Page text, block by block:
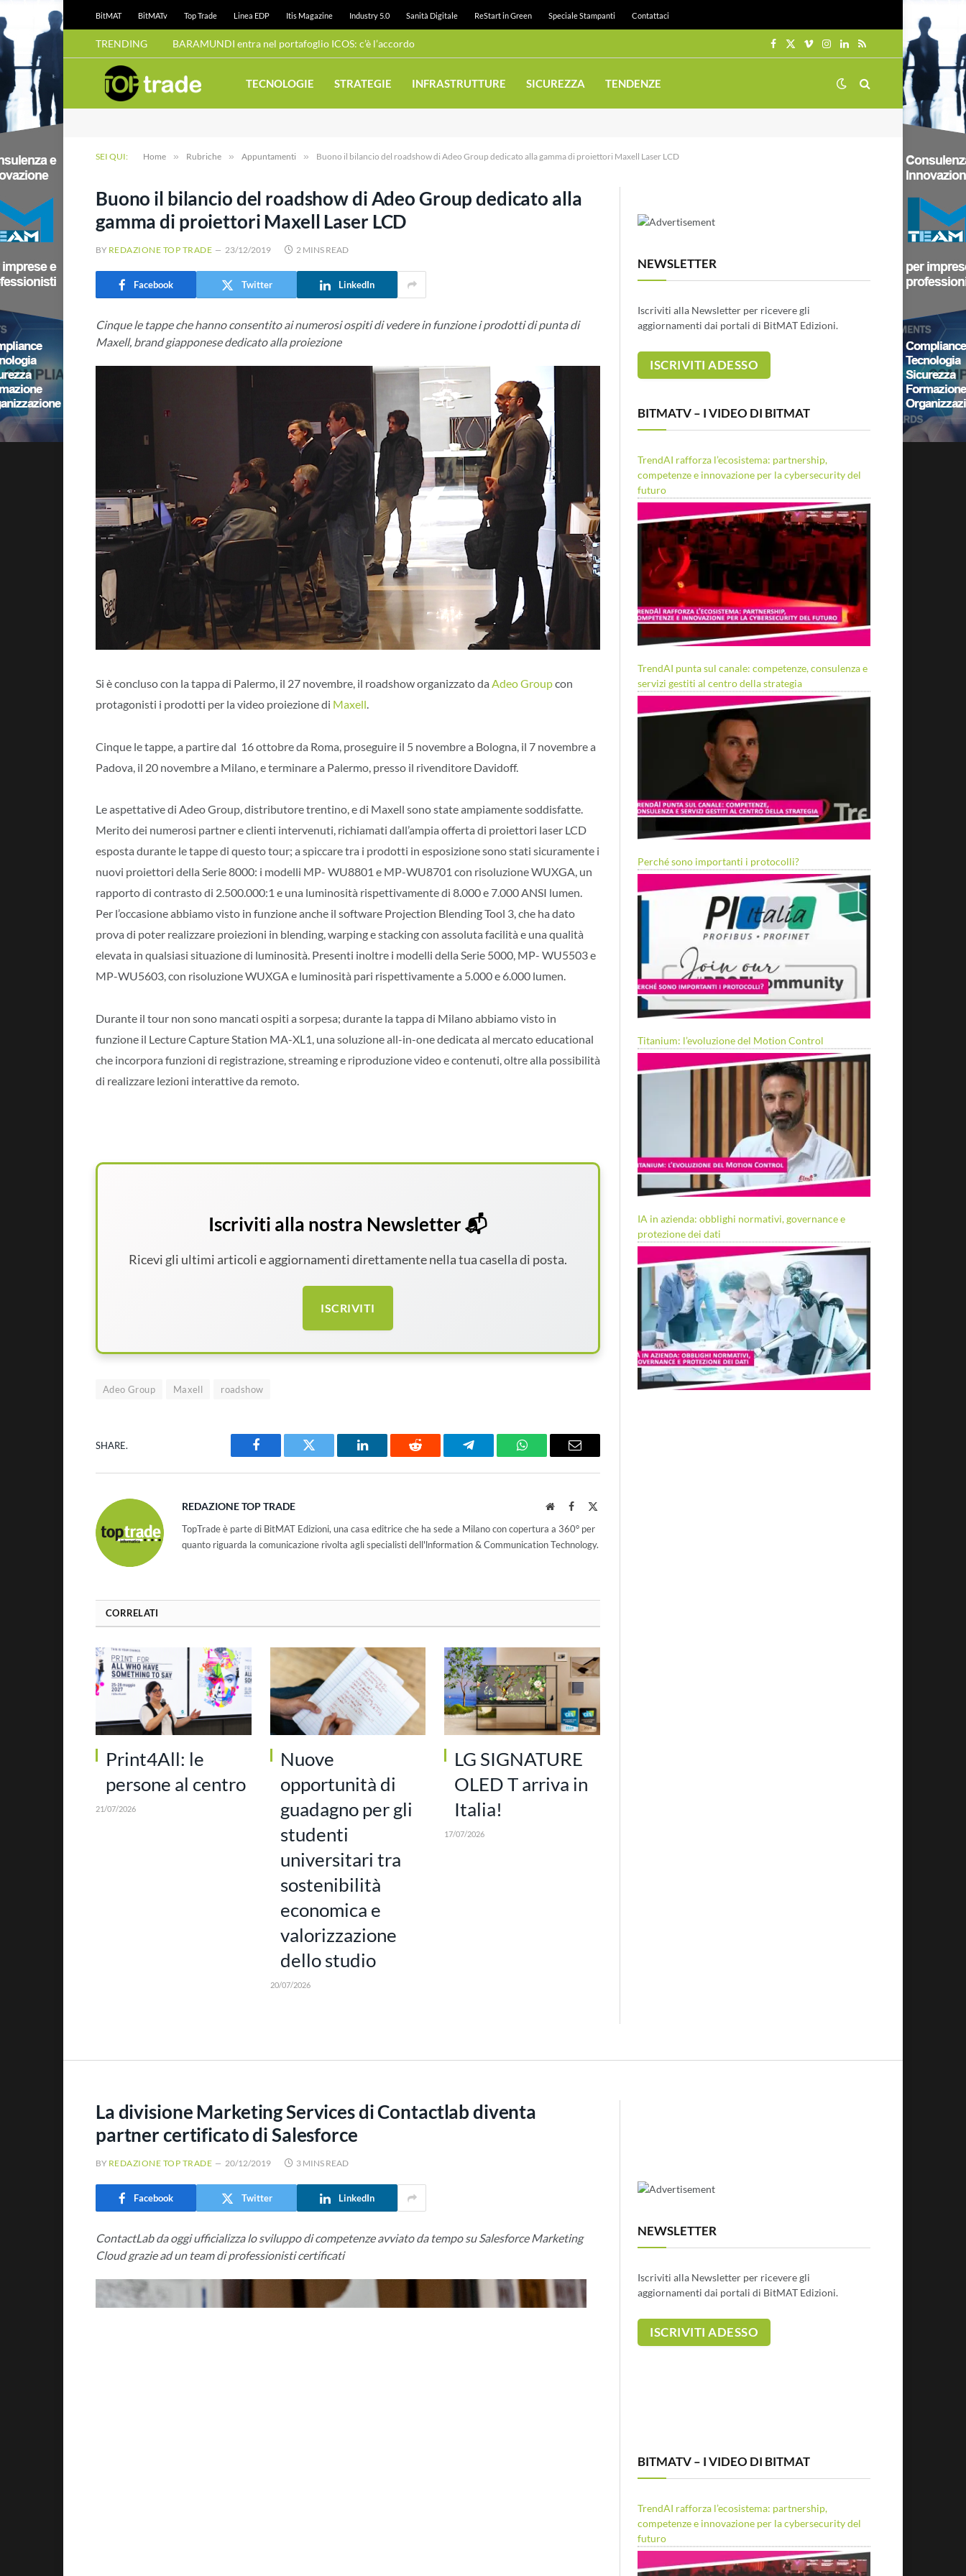
BitMAT BitMATv Top Trade Linea EDP Itis Magazine Industry 5.0 Sanità Digitale ReStart in Green Speciale Stampanti Contattaci
TRENDING BARAMUNDI entra nel portafoglio ICOS: c’è l’accordo
Facebook
X
VimeoInstagram
LinkedIn
RSS
TECNOLOGIE STRATEGIE INFRASTRUTTURE SICUREZZA TENDENZE
SEI QUI: Home » Rubriche » Appuntamenti » Buono il bilancio del roadshow di Adeo Group dedicato alla gamma di proiettori Maxell Laser LCD
Buono il bilancio del roadshow di Adeo Group dedicato alla
gamma di proiettori Maxell Laser LCD
BY REDAZIONE TOP TRADE 23/12/2019 2 MINS READ
Facebook Twitter LinkedIn
Cinque le tappe che hanno consentito ai numerosi ospiti di vedere in funzione i prodotti di punta di
Maxell, brand giapponese dedicato alla proiezione
Si è concluso con la tappa di Palermo, il 27 novembre, il roadshow organizzato da Adeo Groupcon
protagonisti i prodotti per la video proiezione di Maxell.
Cinque le tappe, a partire dal 16 ottobre da Roma, proseguire il 5 novembre a Bologna, il 7 novembre a
Padova, il 20 novembre a Milano, e terminare a Palermo, presso il rivenditore Davidoff.
Le aspettative di Adeo Group, distributore trentino, e di Maxell sono state ampiamente soddisfatte.
Merito dei numerosi partner e clienti intervenuti, richiamati dall’ampia offerta di proiettori laser LCD
esposta durante le tappe di questo tour; a spiccare tra i prodotti in esposizione sono stati sicuramente i
nuovi proiettori della Serie 8000: i modelli MP- WU8801 e MP-WU8701 con risoluzione WUXGA, un
rapporto di contrasto di 2.500.000:1 e una luminosità rispettivamente di 8.000 e 7.000 ANSI lumen.
Per l’occasione abbiamo visto in funzione anche il software Projection Blending Tool 3, che ha dato
prova di poter realizzare proiezioni in blending, warping e stacking con assoluta facilità e una qualità
elevata in qualsiasi situazione di luminosità. Presenti inoltre i modelli della Serie 5000, MP- WU5503 e
MP-WU5603, con risoluzione WUXGA e luminosità pari rispettivamente a 5.000 e 6.000 lumen.
Durante il tour non sono mancati ospiti a sorpesa; durante la tappa di Milano abbiamo visto in
funzione il Lecture Capture Station MA-XL1, una soluzione all-in-one dedicata al mercato educational
che incorpora funzioni di registrazione, streaming e riproduzione video e contenuti, oltre alla possibilità
di realizzare lezioni interattive da remoto.
Iscriviti alla nostra Newsletter 📬
Ricevi gli ultimi articoli e aggiornamenti direttamente nella tua casella di posta.
ISCRIVITI
Adeo Group Maxell roadshow
SHARE.
Facebook Twitter LinkedIn Reddit Telegram WhatsAppEmail
REDAZIONE TOP TRADE WebsiteFacebook
TopTrade è parte di BitMAT Edizioni, una casa editrice che ha sede a Milano con copertura a 360° per
quanto riguarda la comunicazione rivolta agli specialisti dell'lnformation & Communication Technology.
CORRELATI
Print4All: le
persone al centro
21/07/2026
Nuove
opportunità di
guadagno per gli
studenti
universitari tra
sostenibilità
economica e
valorizzazione
dello studio
20/07/2026
LG SIGNATURE
OLED T arriva in
Italia!
17/07/2026
NEWSLETTER
Iscriviti alla Newsletter per ricevere gli
aggiornamenti dai portali di BitMAT Edizioni.
BITMATV – I VIDEO DI BITMAT
TrendAI rafforza l’ecosistema: partnership,
competenze e innovazione per la cybersecurity del
futuro
TrendAI punta sul canale: competenze, consulenza e
servizi gestiti al centro della strategia
Perché sono importanti i protocolli?
Titanium: l’evoluzione del Motion Control
IA in azienda: obblighi normativi, governance e
protezione dei dati
La divisione Marketing Services di Contactlab diventa
partner certificato di Salesforce
BY REDAZIONE TOP TRADE 20/12/2019 3 MINS READ
Facebook Twitter LinkedIn
ContactLab da oggi ufficializza lo sviluppo di competenze avviato da tempo su Salesforce Marketing
Cloud grazie ad un team di professionisti certificati
NEWSLETTER
Iscriviti alla Newsletter per ricevere gli
aggiornamenti dai portali di BitMAT Edizioni.
BITMATV – I VIDEO DI BITMAT
TrendAI rafforza l’ecosistema: partnership,
competenze e innovazione per la cybersecurity del
futuro